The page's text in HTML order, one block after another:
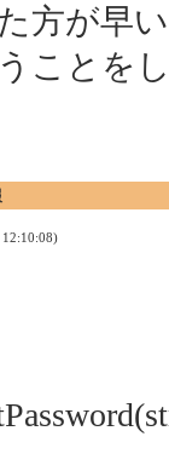
方が早
ことを